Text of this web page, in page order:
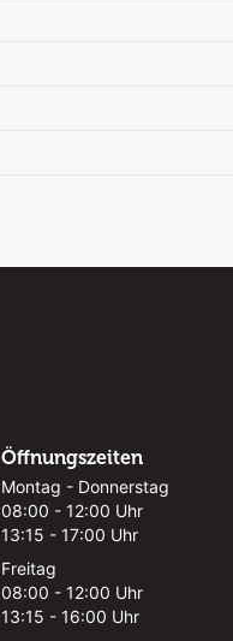
Öffnungszeiten
Montag - Donnerstag
08:00 - 12:00 Uhr
13:15 - 17:00 Uhr
Freitag
08:00 - 12:00 Uhr
13:15 - 16:00 Uhr